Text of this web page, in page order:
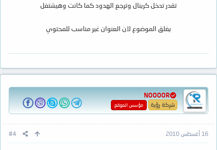
تقدر تدخل كرينال وترجع الهدود كما كانت وهيشتغل
يغلق الموضوع لان العنوان غير مناسب للمحتوي
NOOOOR
شركة رؤية مؤسس الموقع
16 أغسطس 2010 #4